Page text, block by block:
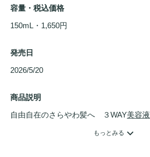
容量・税込価格
150mL・1,650円
発売日
2026/5/20
商品説明
自由自在のさらやわ髪へ　３WAY美容液
もっとみる